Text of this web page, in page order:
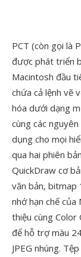
PCT (còn gọi là
được phát triển
Macintosh đầu
chứa cả lệnh vẽ
hóa dưới dạng
cùng các
dụng cho mọi
qua hai phiên
QuickDraw cơ
văn bản,
nhớ hạn chế
thiệu cùng
để hỗ trợ màu
JPEG nhúng.